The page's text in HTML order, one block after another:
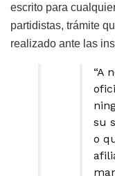
escrito para
partidistas, trámite
realizado ante las
“A
su
o